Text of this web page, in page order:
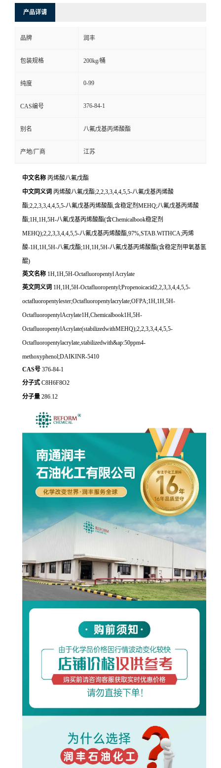
产品详请
品牌 润丰
包装规格 200kg/桶
纯度 0-99
CAS编号 376-84-1
别名 八氟戊基丙烯酸酯
产地/厂商 江苏
中文名称 丙烯酸八氟戊酯
中文同义词 丙烯酸八氟戊酯;2,2,3,3,4,4,5,5-八氟戊基丙烯酸
酯;2,2,3,3,4,4,5,5-八氟戊基丙烯酸酯,含稳定剂MEHQ;八氟戊基丙烯酸
酯;1H,1H,5H-八氟戊基丙烯酸酯(含Chemicalbook稳定剂
MEHQ);2,2,3,3,4,4,5,5-八氟戊基丙烯酸酯,97%,STAB.WITHCA;丙烯
酸-1H,1H,5H-八氟戊酯;1H,1H,5H-八氟戊基丙烯酸酯(含稳定剂甲氧基氢
醌)
英文名称 1H,1H,5H-Octafluoropentyl Acrylate
英文同义词 1H,1H,5H-Octafluoropentyl;Propenoicacid2,2,3,3,4,4,5,5-
octafluoropentylester;Octafluoropentylacrylate;OFPA;1H,1H,5H-
OctafluoropentylAcrylate1H,Chemicalbook1H,5H-
OctafluoropentylAcrylate(stabilizedwithMEHQ);2,2,3,3,4,4,5,5-
Octafluoropentylacrylate,stabilizedwith&ap:50ppm4-
methoxyphenol;DAIKINR-5410
CAS号 376-84-1
分子式 C8H6F8O2
分子量 286.12